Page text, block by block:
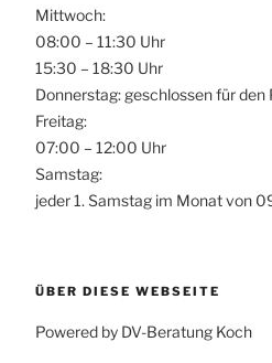
Mittwoch:
08:00 – 11:30 Uhr
15:30 – 18:30 Uhr
Donnerstag: geschlossen für
Freitag:
07:00 – 12:00 Uhr
Samstag:
jeder 1. Samstag im Monat von
ÜBER DIESE WEBSEITE
Powered by DV-Beratung Koch